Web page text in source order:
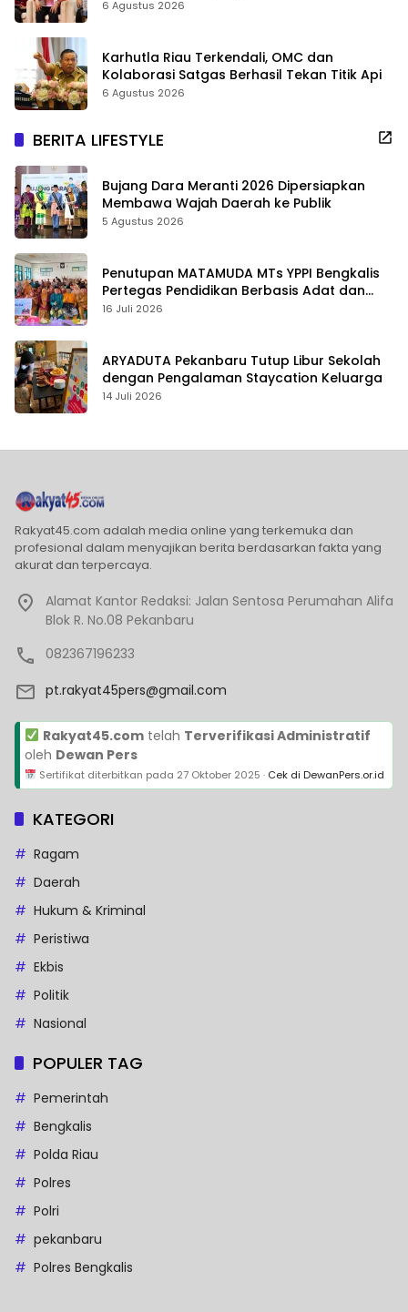
Tingkatkan Layanan Publik
6 Agustus 2026
Karhutla Riau Terkendali, OMC dan
Kolaborasi Satgas Berhasil Tekan Titik Api
6 Agustus 2026
BERITA LIFESTYLE
Bujang Dara Meranti 2026 Dipersiapkan
Membawa Wajah Daerah ke Publik
5 Agustus 2026
Penutupan MATAMUDA MTs YPPI Bengkalis
Pertegas Pendidikan Berbasis Adat dan
Karakter
16 Juli 2026
ARYADUTA Pekanbaru Tutup Libur Sekolah
dengan Pengalaman Staycation Keluarga
14 Juli 2026
Rakyat45.com adalah media online yang terkemuka dan
profesional dalam menyajikan berita berdasarkan fakta yang
akurat dan terpercaya.
Alamat Kantor Redaksi: Jalan Sentosa Perumahan Alifa
Blok R. No.08 Pekanbaru
082367196233
pt.rakyat45pers@gmail.com
Rakyat45.comtelah Terverifikasi Administratif
oleh Dewan Pers
Sertifikat diterbitkan pada 27 Oktober 2025 · Cek di DewanPers.or.id
KATEGORI
Ragam
Daerah
Hukum & Kriminal
Peristiwa
Ekbis
Politik
Nasional
POPULER TAG
Pemerintah
Bengkalis
Polda Riau
Polres
Polri
pekanbaru
Polres Bengkalis